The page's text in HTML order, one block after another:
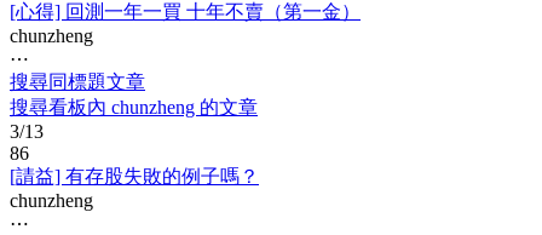
[心得] 回測一年一買 十年不賣（第一金）
chunzheng
⋯
搜尋同標題文章
搜尋看板內 chunzheng 的文章
3/13
86
[請益] 有存股失敗的例子嗎？
chunzheng
⋯